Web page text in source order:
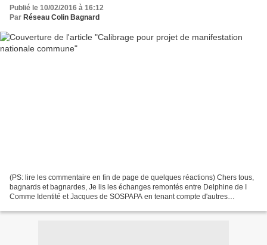
Publié le 10/02/2016 à 16:12
Par Réseau Colin Bagnard
(PS: lire les commentaire en fin de page de quelques réactions) Chers tous,
bagnards et bagnardes, Je lis les échanges remontés entre Delphine de I
Comme Identité et Jacques de SOSPAPA en tenant compte d'autres